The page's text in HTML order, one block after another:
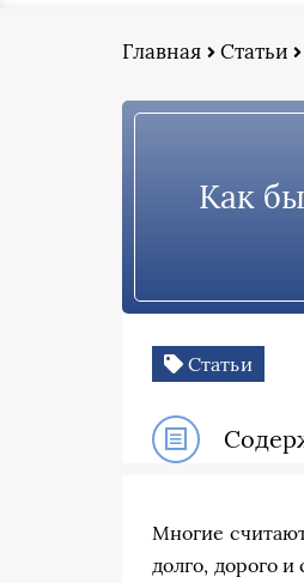
Главная Статьи
Как
Статьи
Многие
долго, дорого